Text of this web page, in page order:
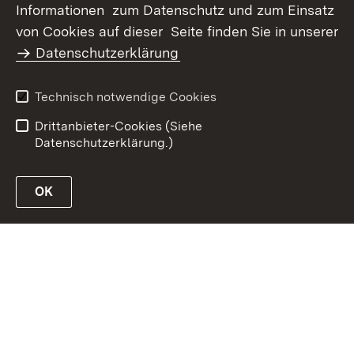
Inhaltsübersicht
Kontakt
Barrierefreiheit
Benutzungshinweise
Informationen zum Datenschutz und zum Einsatz
von Cookies auf dieser Seite finden Sie in unserer
Datenschutzerklärung
Technisch notwendige Cookies
Drittanbieter-Cookies (Siehe
Datenschutzerklärung.)
OK